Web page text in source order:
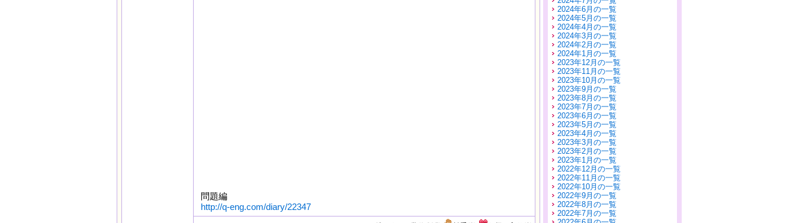
問題編
http://q-eng.com/diary/22347
2024年6月の一覧
2024年5月の一覧
2024年4月の一覧
2024年3月の一覧
2024年2月の一覧
2024年1月の一覧
2023年12月の一覧
2023年11月の一覧
2023年10月の一覧
2023年9月の一覧
2023年8月の一覧
2023年7月の一覧
2023年6月の一覧
2023年5月の一覧
2023年4月の一覧
2023年3月の一覧
2023年2月の一覧
2023年1月の一覧
2022年12月の一覧
2022年11月の一覧
2022年10月の一覧
2022年9月の一覧
2022年8月の一覧
2022年7月の一覧